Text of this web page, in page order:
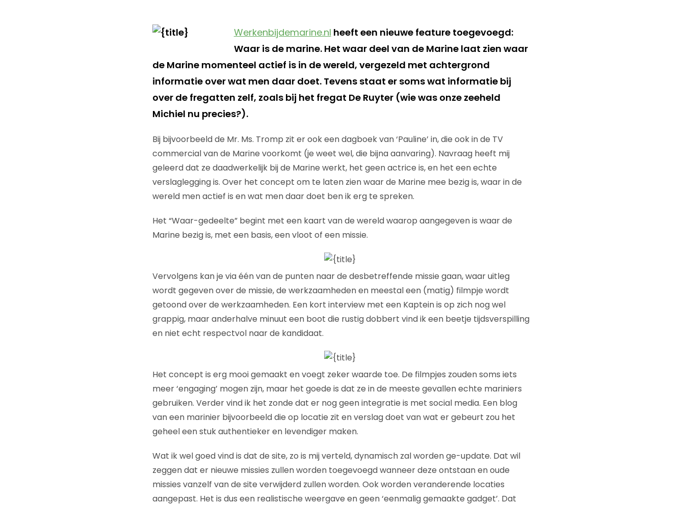
Werkenbijdemarine.nl heeft een nieuwe feature toegevoegd:
Waar is de marine. Het waar deel van de Marine laat zien waar
de Marine momenteel actief is in de wereld, vergezeld met achtergrond
informatie over wat men daar doet. Tevens staat er soms wat informatie bij
over de fregatten zelf, zoals bij het fregat De Ruyter (wie was onze zeeheld
Michiel nu precies?).
Bij bijvoorbeeld de Mr. Ms. Tromp zit er ook een dagboek van ‘Pauline’ in, die ook in de TV
commercial van de Marine voorkomt (je weet wel, die bijna aanvaring). Navraag heeft mij
geleerd dat ze daadwerkelijk bij de Marine werkt, het geen actrice is, en het een echte
verslaglegging is. Over het concept om te laten zien waar de Marine mee bezig is, waar in de
wereld men actief is en wat men daar doet ben ik erg te spreken.
Het “Waar-gedeelte” begint met een kaart van de wereld waarop aangegeven is waar de
Marine bezig is, met een basis, een vloot of een missie.
Vervolgens kan je via één van de punten naar de desbetreffende missie gaan, waar uitleg
wordt gegeven over de missie, de werkzaamheden en meestal een (matig) filmpje wordt
getoond over de werkzaamheden. Een kort interview met een Kaptein is op zich nog wel
grappig, maar anderhalve minuut een boot die rustig dobbert vind ik een beetje tijdsverspilling
en niet echt respectvol naar de kandidaat.
Het concept is erg mooi gemaakt en voegt zeker waarde toe. De filmpjes zouden soms iets
meer ‘engaging’ mogen zijn, maar het goede is dat ze in de meeste gevallen echte mariniers
gebruiken. Verder vind ik het zonde dat er nog geen integratie is met social media. Een blog
van een marinier bijvoorbeeld die op locatie zit en verslag doet van wat er gebeurt zou het
geheel een stuk authentieker en levendiger maken.
Wat ik wel goed vind is dat de site, zo is mij verteld, dynamisch zal worden ge-update. Dat wil
zeggen dat er nieuwe missies zullen worden toegevoegd wanneer deze ontstaan en oude
missies vanzelf van de site verwijderd zullen worden. Ook worden veranderende locaties
aangepast. Het is dus een realistische weergave en geen ‘eenmalig gemaakte gadget’. Dat